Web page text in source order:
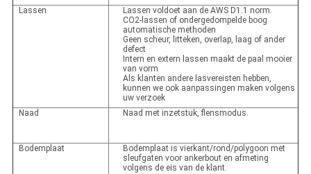
Lassen
Lassen voldoet aan de AWS D1.1 norm.
CO2-lassen of ondergedompelde boog
automatische methoden
Geen scheur, litteken, overlap, laag of ander
defect
Intern en extern lassen maakt de paal mooier
van vorm
Als klanten andere lasvereisten hebben,
kunnen we ook aanpassingen maken volgens
uw verzoek
Naad
Naad met inzetstuk, flensmodus.
Bodemplaat
Bodemplaat is vierkant/rond/polygoon met
sleufgaten voor ankerbout en afmeting
volgens de eis van de klant.